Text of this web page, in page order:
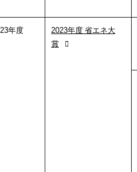
年度
2023年度 省エネ大
賞